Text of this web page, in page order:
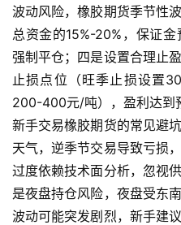
波动风险，橡胶期货季节性
总资金的15%-20%，保证
强制平仓；四是设置合理止
止损点位（旺季止损设置
200-400元/吨），盈利达到
新手交易橡胶期货的常见避
天气，逆季节交易导致亏损
过度依赖技术面分析，忽视
是夜盘持仓风险，夜盘受东
波动可能突发剧烈，新手建